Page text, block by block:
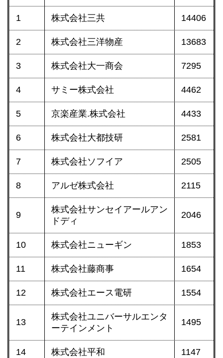
1 株式会社三共 14406
2 株式会社三洋物産 13683
3 株式会社大一商会 7295
4 サミー株式会社 4462
5 京楽産業.株式会社 4433
6 株式会社大都技研 2581
7 株式会社ソフイア 2505
8 アルゼ株式会社 2115
9
株式会社サンセイアールアン
ドディ
2046
10 株式会社ニューギン 1853
11 株式会社藤商事 1654
12 株式会社エース電研 1554
13
株式会社ユニバーサルエンタ
ーテインメント
1495
14 株式会社平和 1147